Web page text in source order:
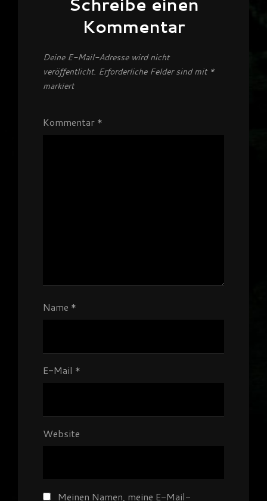
Kommentar
Deine E-Mail-Adresse wird nicht
veröffentlicht. Erforderliche Felder sind mit *
markiert
Kommentar *
Name *
E-Mail *
Website
Meinen Namen, meine E-Mail-